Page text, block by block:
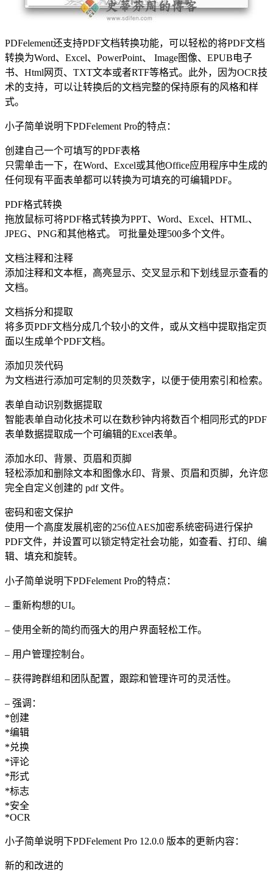
PDFelement还支持PDF文档转换功能，可以轻松的将PDF文档
转换为Word、Excel、PowerPoint、 Image图像、EPUB电子
书、Html网页、TXT文本或者RTF等格式。此外，因为OCR技
术的支持，可以让转换后的文档完整的保持原有的风格和样
式。
小子简单说明下PDFelement Pro的特点：
创建自己一个可填写的PDF表格
只需单击一下，在Word、Excel或其他Office应用程序中生成的
任何现有平面表单都可以转换为可填充的可编辑PDF。
PDF格式转换
拖放鼠标可将PDF格式转换为PPT、Word、Excel、HTML、
JPEG、PNG和其他格式。 可批量处理500多个文件。
文档注释和注释
添加注释和文本框，高亮显示、交叉显示和下划线显示查看的
文档。
文档拆分和提取
将多页PDF文档分成几个较小的文件，或从文档中提取指定页
面以生成单个PDF文档。
添加贝茨代码
为文档进行添加可定制的贝茨数字，以便于使用索引和检索。
表单自动识别数据提取
智能表单自动化技术可以在数秒钟内将数百个相同形式的PDF
表单数据提取成一个可编辑的Excel表单。
添加水印、背景、页眉和页脚
轻松添加和删除文本和图像水印、背景、页眉和页脚，允许您
完全自定义创建的 pdf 文件。
密码和密文保护
使用一个高度发展机密的256位AES加密系统密码进行保护
PDF文件，并设置可以锁定特定社会功能，如查看、打印、编
辑、填充和旋转。
小子简单说明下PDFelement Pro的特点：
– 重新构想的UI。
– 使用全新的简约而强大的用户界面轻松工作。
– 用户管理控制台。
– 获得跨群组和团队配置，跟踪和管理许可的灵活性。
– 强调：
*创建
*编辑
*兑换
*评论
*形式
*标志
*安全
*OCR
小子简单说明下PDFelement Pro 12.0.0 版本的更新内容：
新的和改进的